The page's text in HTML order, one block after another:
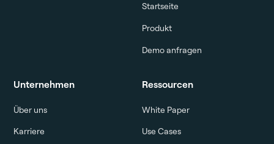
Startseite
Produkt
Demo anfragen
Unternehmen
Über uns
Karriere
Ressourcen
White Paper
Use Cases